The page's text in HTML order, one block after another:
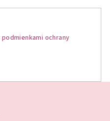
podmienkami ochrany